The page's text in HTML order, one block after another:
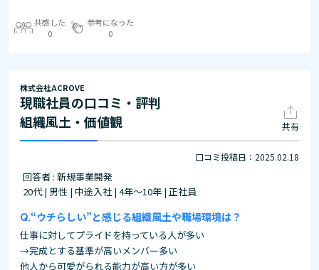
共感した
0
参考になった
0
株式会社ACROVE
現職社員の口コミ・評判
組織風土・価値観
共有
口コミ投稿日：2025.02.18
回答者 : 新規事業開発
20代 | 男性 | 中途入社 | 4年～10年 | 正社員
“ウチらしい”と感じる組織風土や職場環境は？
仕事に対してプライドを持っている人が多い
→完成とする基準が高いメンバー多い
他人から可愛がられる能力が高い方が多い